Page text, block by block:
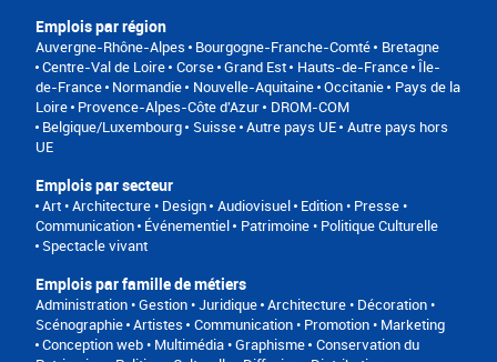
Emplois par région
Auvergne-Rhône-Alpes Bourgogne-Franche-Comté
Bretagne
Centre-Val de Loire Corse Grand Est Hauts-de-France Île-
de-France Normandie Nouvelle-Aquitaine Occitanie
Pays de la
Loire Provence-Alpes-Côte d'Azur
DROM-COM
Belgique/Luxembourg
Suisse Autre pays UE Autre pays hors
UE
Emplois par secteur
Art • Architecture • Design Audiovisuel Edition • Presse •
Communication Événementiel
Patrimoine • Politique Culturelle
Spectacle vivant
Emplois par famille de métiers
Administration • Gestion • Juridique Architecture • Décoration •
Scénographie Artistes
Communication • Promotion • Marketing
Conception web • Multimédia • Graphisme Conservation du